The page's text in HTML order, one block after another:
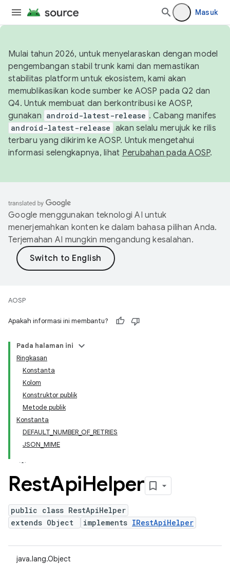
Masuk
Mulai tahun 2026, untuk menyelaraskan dengan model
pengembangan stabil trunk kami dan memastikan
stabilitas platform untuk ekosistem, kami akan
memublikasikan kode sumber ke AOSP pada Q2 dan
Q4. Untuk membuat dan berkontribusi ke AOSP,
gunakan android-latest-release . Cabang manifes
android-latest-release akan selalu merujuk ke rilis
terbaru yang dikirim ke AOSP. Untuk mengetahui
informasi selengkapnya, lihat Perubahan pada AOSP.
Google menggunakan teknologi AI untuk
menerjemahkan konten ke dalam bahasa pilihan Anda.
Terjemahan AI mungkin mengandung kesalahan.
AOSP
Apakah informasi ini membantu?
Pada halaman ini
Ringkasan
Konstanta
Kolom
Konstruktor publik
Metode publik
Konstanta
DEFAULT_NUMBER_OF_RETRIES
JSON_MIME
RestApiHelper
public class RestApiHelper
extends Object
implements IRestApiHelper
java.lang.Object